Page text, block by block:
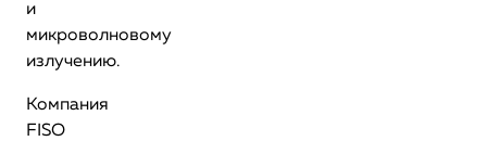
и
микроволновому
излучению.
Компания
FISO